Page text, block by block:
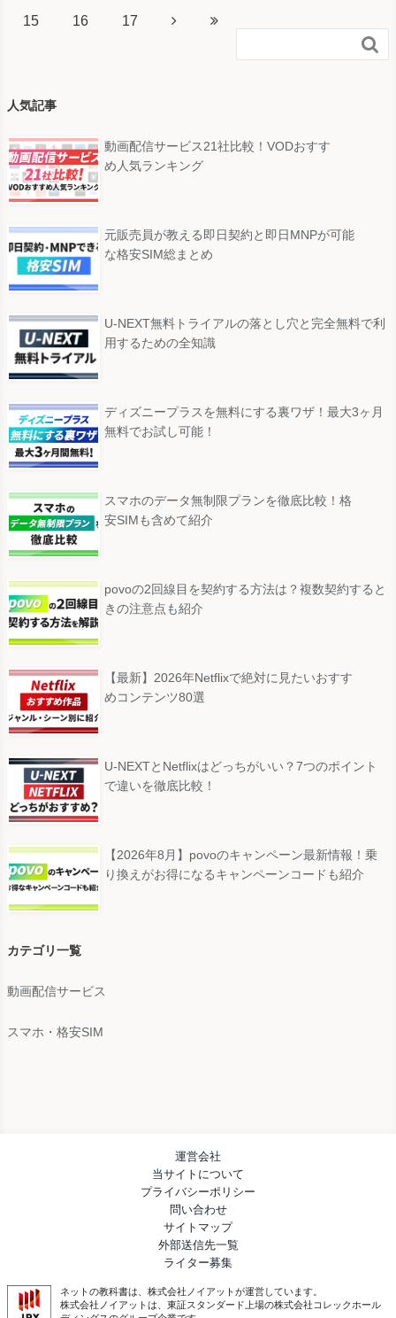
15 16 17

人気記事
動画配信サービス21社比較！VODおすす
め人気ランキング
元販売員が教える即日契約と即日MNPが可能
な格安SIM総まとめ
U-NEXT無料トライアルの落とし穴と完全無料で利
用するための全知識
ディズニープラスを無料にする裏ワザ！最大3ヶ月
無料でお試し可能！
スマホのデータ無制限プランを徹底比較！格
安SIMも含めて紹介
povoの2回線目を契約する方法は？複数契約すると
きの注意点も紹介
【最新】2026年Netflixで絶対に見たいおすす
めコンテンツ80選
U-NEXTとNetflixはどっちがいい？7つのポイント
で違いを徹底比較！
【2026年8月】povoのキャンペーン最新情報！乗
り換えがお得になるキャンペーンコードも紹介
カテゴリ一覧
動画配信サービス
スマホ・格安SIM
運営会社
当サイトについて
プライバシーポリシー
問い合わせ
サイトマップ
外部送信先一覧
ライター募集
ネットの教科書は、株式会社ノイアットが運営しています。
株式会社ノイアットは、東証スタンダード上場の株式会社コレックホール